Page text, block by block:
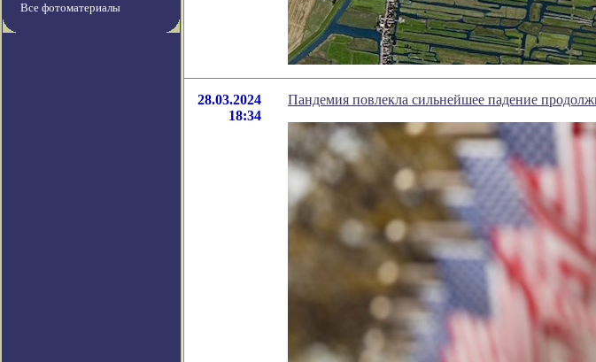
Все фотоматериалы
28.03.2024
18:34
Пандемия повлекла сильнейшее падение